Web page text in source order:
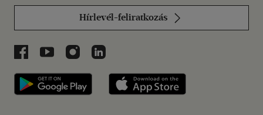
Hírlevél-feliratkozás
Libri a Facebookon
Libri a Youtube-on
Libri az Instagramon
Libri a LinkedInen
Libri applikáció Szerezd meg: Google